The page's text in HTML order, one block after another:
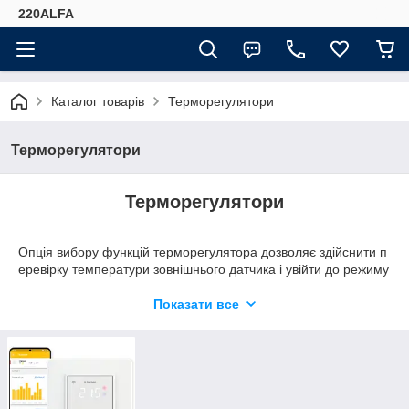
220ALFA
Каталог товарів Терморегулятори
Терморегулятори
Терморегулятори
Опція вибору функцій терморегулятора дозволяє здійснити п
еревірку температури зовнішнього датчика і увійти до режиму
оступ до них максимально спрощений. Терморегулятор дозв
значення для роботи в автоматичному режимі обігріву. Кнопк
а включення/
виключення живлення зазвичай функціонує по прямому приз
Показати все